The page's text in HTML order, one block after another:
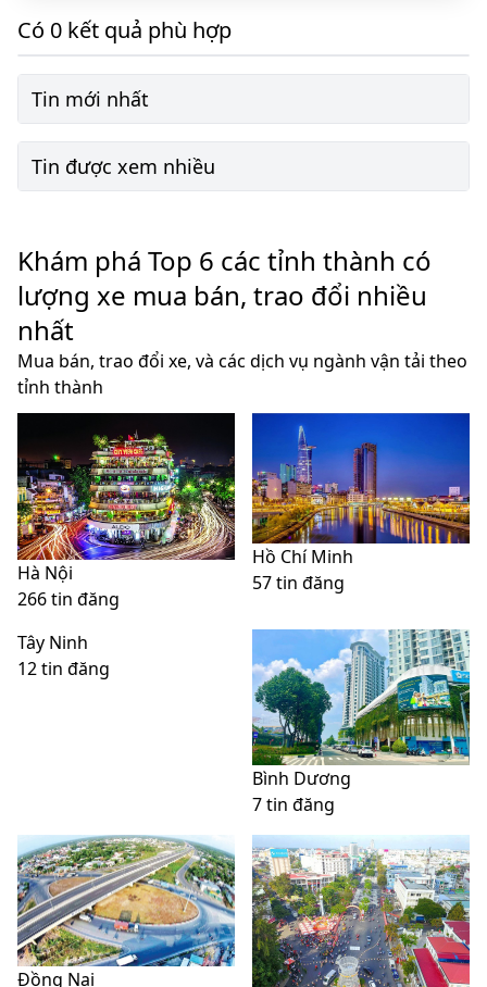
Có 0 kết quả phù hợp
Tin mới nhất
Tin được xem nhiều
Khám phá Top 6 các tỉnh thành có
lượng xe mua bán, trao đổi nhiều
nhất
Mua bán, trao đổi xe, và các dịch vụ ngành vận tải theo
tỉnh thành
Hà Nội
266 tin đăng
Hồ Chí Minh
57 tin đăng
Tây Ninh
12 tin đăng
Bình Dương
7 tin đăng
Đồng Nai